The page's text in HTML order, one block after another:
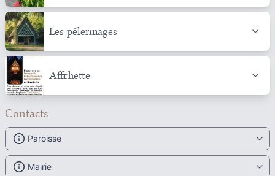
Les pèlerinages
Affichette
Contacts
Paroisse
Mairie